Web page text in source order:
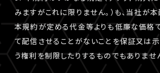
みますがこれに限りません。）も、当社が
本規約が定める代金等よりも低廉な価格
て配信させることがないことを保証又は
う権利を制限したりするものでもありませ